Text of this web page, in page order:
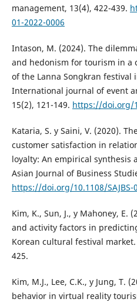
management, 13(4), 422-439.
01-2022-0006
Intason, M. (2024). The
and hedonism for tourism in a
of the Lanna Songkran festival
International journal of event
15(2), 121-149. https://doi.org/
Kataria, S. y Saini, V. (2020).
customer satisfaction in
loyalty: An empirical synthesis
Asian Journal of Business
https://doi.org/10.1108/SAJBS-
Kim, K., Sun, J., y Mahoney, E.
and activity factors in
Korean cultural festival
425.
Kim, M.J., Lee, C.K., y Jung, T.
behavior in virtual reality